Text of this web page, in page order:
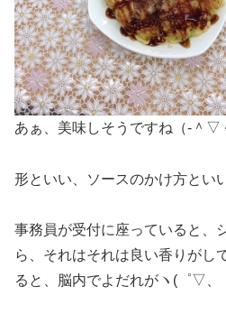
あぁ、美味しそうですね（‐＾▽
形といい、ソースのかけ方とい
事務員が受付に座っていると、
ら、それはそれは良い香りがし
ると、脳内でよだれがヽ(゜▽、